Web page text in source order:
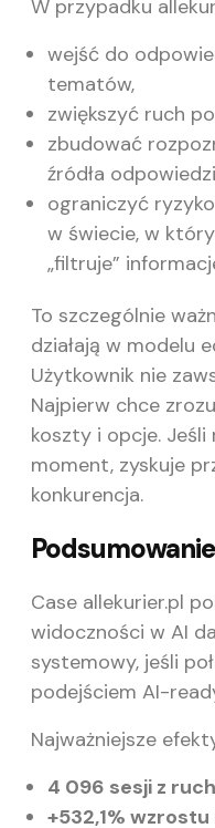
W przypadku
wejść do
tematów,
zwiększyć ruch
zbudować
źródła
ograniczyć
w świecie, w
„filtruje”
To szczególnie
działają w modelu
Użytkownik nie
Najpierw chce
koszty i opcje.
moment, zyskuje
konkurencja.
Podsumowanie
Case allekurier.pl
widoczności w AI
systemowy, jeśli
podejściem AI-
Najważniejsze
4 096 sesji z
+532,1%